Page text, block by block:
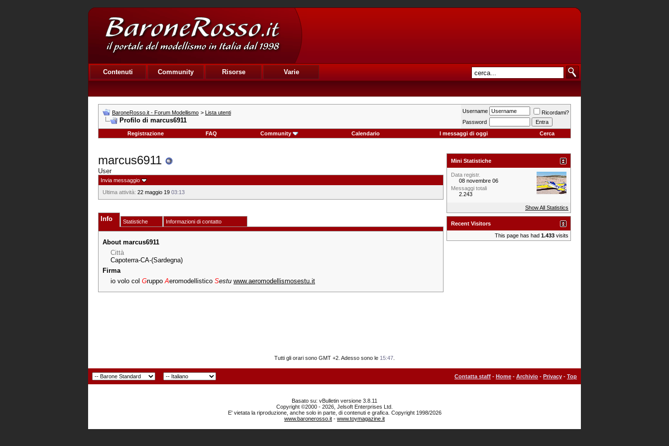
Contenuti Community Risorse Varie
BaroneRosso.it - Forum Modellismo > Lista utenti
Profilo di marcus6911
Username
Ricordami?
Password
Registrazione
FAQ Community Calendario I messaggi di oggi Cerca
marcus6911
User
Invia messaggio
Ultima attività: 22 maggio 19 03:13
Info Statistiche Informazioni di contatto
About marcus6911
Città
Capoterra-CA-(Sardegna)
Firma
io volo col GruppoAeromodellistico Sestu www.aeromodellismosestu.it
Mini Statistiche
Data registr.
08 novembre 06
Messaggi totali
2.243
Show All Statistics
Recent Visitors
This page has had 1.433 visits
Tutti gli orari sono GMT +2. Adesso sono le 15:47
Contatta staff - Home - Archivio - Privacy - Top
Basato su: vBulletin versione 3.8.11
Copyright ©2000 - 2026, Jelsoft Enterprises Ltd.
E' vietata la riproduzione, anche solo in parte, di contenuti e grafica. Copyright 1998/2026
www.baronerosso.it - www.toymagazine.it